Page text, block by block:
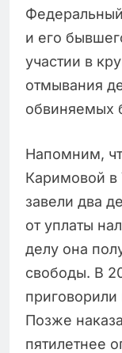
и его
участии в
отмывания
обвиняемых
Напомним,
Каримовой в
завели два
от уплаты
делу она
свободы. В
приговорили
Позже
пятилетнее